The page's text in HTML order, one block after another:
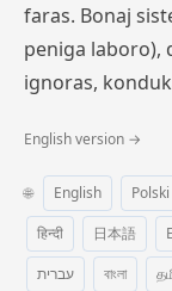
faras. Bonaj
peniga laboro),
ignoras,
English version →
🌐 English Polski
हिन्दी
日本語
עברית
বাংলা